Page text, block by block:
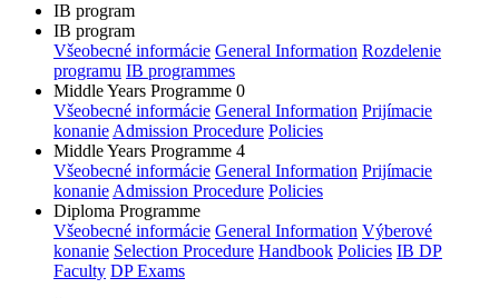
IB program
IB program
Všeobecné informácie General Information Rozdelenie
programu IB programmes
Middle Years Programme 0
Všeobecné informácie General Information Prijímacie
konanie Admission Procedure Policies
Middle Years Programme 4
Všeobecné informácie General Information Prijímacie
konanie Admission Procedure Policies
Diploma Programme
Všeobecné informácie General Information Výberové
konanie Selection Procedure Handbook Policies IB DP
Faculty DP Exams